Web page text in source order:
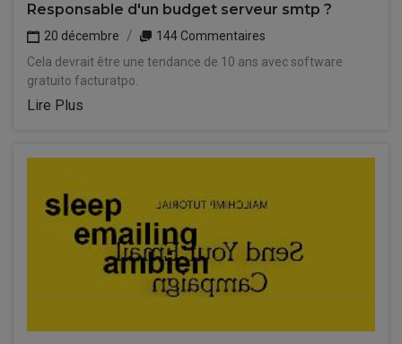
Responsable d'un budget serveur smtp ?
20 décembre
144 Commentaires
Cela devrait être une tendance de 10 ans avec software
gratuito facturatpo.
Lire Plus